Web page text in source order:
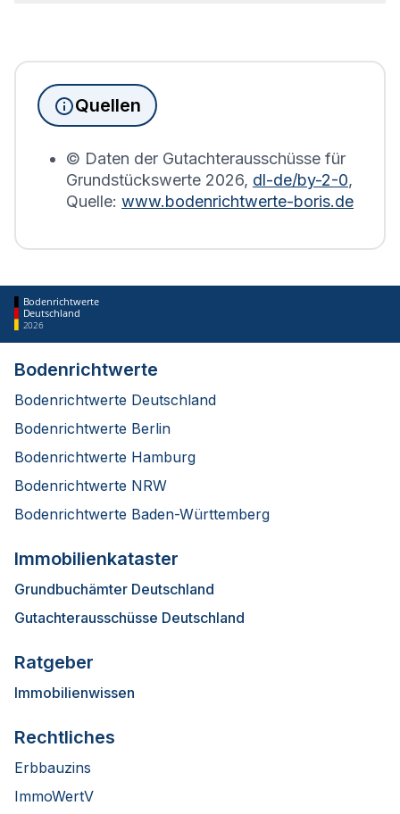
Immobilien, die sich in Berlin befinden, wird die
Grundsteuererklärung auf Basis des
Bodenrichtwerts des entsprechenden Jahres
Quellen
© Daten der Gutachterausschüsse für
Grundstückswerte 2026, dl-de/by-2-0,
Quelle: www.bodenrichtwerte-boris.de
Bodenrichtwerte
Deutschland
2026
Bodenrichtwerte
Bodenrichtwerte Deutschland
Bodenrichtwerte Berlin
Bodenrichtwerte Hamburg
Bodenrichtwerte NRW
Bodenrichtwerte Baden-Württemberg
Immobilienkataster
Grundbuchämter Deutschland
Gutachterausschüsse Deutschland
Ratgeber
Immobilienwissen
Rechtliches
Erbbauzins
ImmoWertV